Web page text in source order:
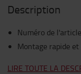
Description
Numéro de l'article
Montage rapide
LIRE TOUTE LA